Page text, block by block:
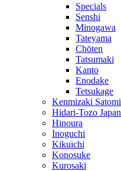
Specials
Senshi
Minogawa
Tateyama
Chōten
Tatsumaki
Kanto
Enodake
Tetsukage
Kenmizaki Satomi
Hidari-Tozo Japan
Hinoura
Inoguchi
Kikuichi
Konosuke
Kurosaki